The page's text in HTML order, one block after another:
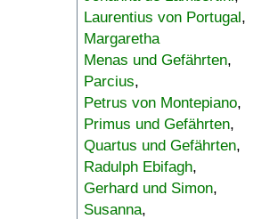
Laurentius von Portugal,
Margaretha
Menas und Gefährten,
Parcius,
Petrus von Montepiano,
Primus und Gefährten,
Quartus und Gefährten,
Radulph Ebifagh,
Gerhard und Simon,
Susanna,